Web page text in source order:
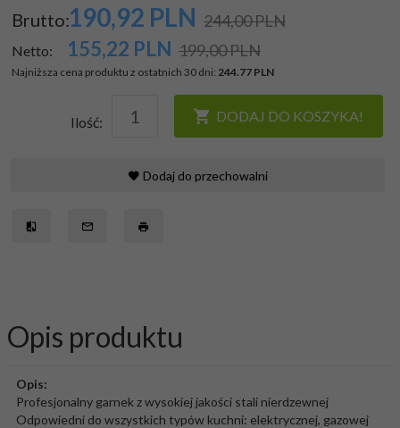
Brutto:190,92 PLN 244,00 PLN
Netto: 155,22 PLN 199,00 PLN
Najniższa cena produktu z ostatnich 30 dni: 244.77 PLN
Ilość: DODAJ DO KOSZYKA!
Dodaj do przechowalni
Opis produktu
Opis:
Profesjonalny garnek z wysokiej jakości stali nierdzewnej
Odpowiedni do wszystkich typów kuchni: elektrycznej, gazowej